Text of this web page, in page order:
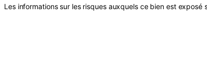
Les informations sur les risques auxquels ce bien est exposé